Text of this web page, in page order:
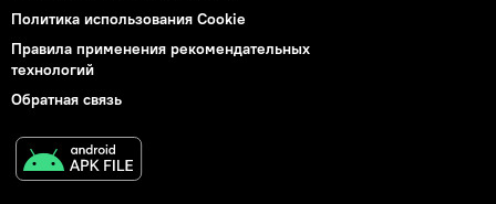
Политика использования Cookie
Правила применения рекомендательных
технологий
Обратная связь